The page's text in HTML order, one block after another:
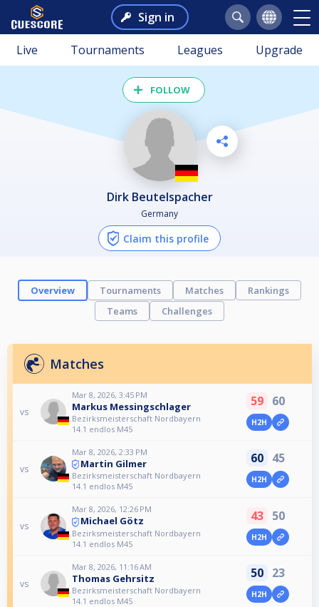
Sign in
Live Tournaments Leagues Upgrade
FOLLOW
Dirk Beutelspacher
Germany
Claim this profile
Overview Tournaments Matches
Rankings
Teams
Challenges
Matches
vs
Mar 8, 2026, 3:45 PM
Markus Messingschlager
Bezirksmeisterschaft Nordbayern
14.1 endlos M45
59 60
H2H
vs
Mar 8, 2026, 2:33 PM
Martin Gilmer
Bezirksmeisterschaft Nordbayern
14.1 endlos M45
60 45
H2H
vs
Mar 8, 2026, 12:26 PM
Michael Götz
Bezirksmeisterschaft Nordbayern
14.1 endlos M45
43 50
H2H
vs
Mar 8, 2026, 11:16 AM
Thomas Gehrsitz
Bezirksmeisterschaft Nordbayern
14.1 endlos M45
50 23
H2H